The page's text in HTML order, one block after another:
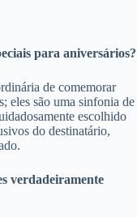
para aniversários?
de comemorar
eles são uma sinfonia de
escolhido
do destinatário,
verdadeiramente